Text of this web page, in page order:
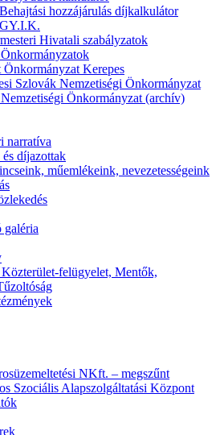
Behajtási hozzájárulás díjkalkulátor
GY.I.K.
Hivatali szabályzatok
Önkormányzat Kerepes
Szlovák Nemzetiségi Önkormányzat
Önkormányzat (archív)
narratíva
díjazottak
műemlékeink, nevezetességeink
galéria
Közterület-felügyelet, Mentők,
NKft. – megszűnt
Szociális Alapszolgáltatási Központ